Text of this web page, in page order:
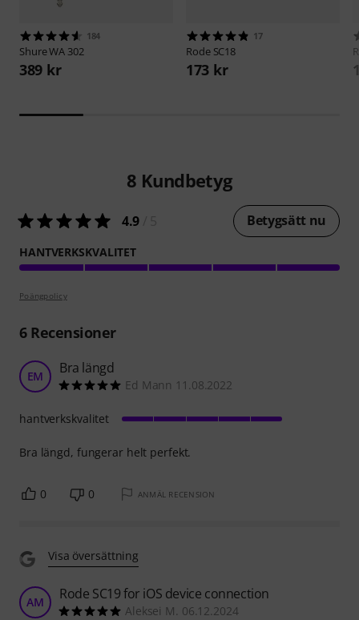
184
ShureWA 302
389 kr
17
Rode SC18
173 kr
8 Kundbetyg
4.9 Betygsätt nu
HANTVERKSKVALITET
Poängpolicy
6Recensioner
EM Bra längd
Ed Mann 11.08.2022
Bra längd, fungerar helt perfekt.
hantverkskvalitet
0 0 ANMÄL RECENSION
Visa översättning
AM Rode SC19 for iOS device connection
Aleksei M. 06.12.2024